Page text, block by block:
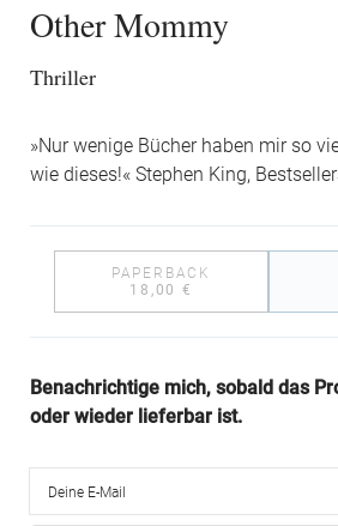
Other Mommy
Thriller
»Nur wenige Bücher haben mir so
wie dieses!« Stephen King,
PAPERBACK
18,00 €
Benachrichtige mich, sobald das
oder wieder lieferbar ist.